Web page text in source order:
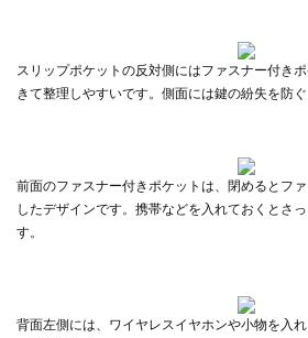
スリップポケットの反対側にはファスナー付き
きて整理しやすいです。側面には鍵の紛失を防
前面のファスナー付きポケットは、閉めるとフ
したデザインです。携帯などを入れておくとさ
す。
背面左側には、ワイヤレスイヤホンや小物を入